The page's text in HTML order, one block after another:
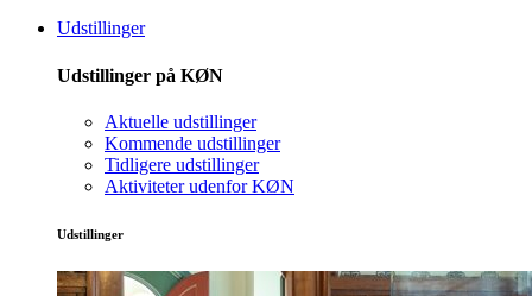
Udstillinger
Udstillinger på KØN
Aktuelle udstillinger
Kommende udstillinger
Tidligere udstillinger
Aktiviteter udenfor KØN
Udstillinger